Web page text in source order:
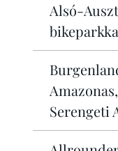
Alsó-
Serengeti